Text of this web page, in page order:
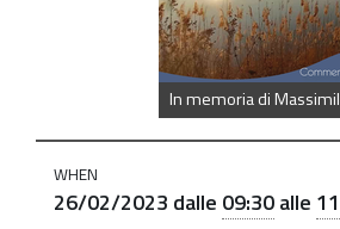
In memoria di
commemorazioni-
memoria
WHEN
26/02/2023 dalle 09:30alle